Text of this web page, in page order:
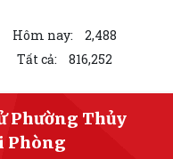
Hôm nay:
2,488
Tất cả: 816,252
Phường Thủy
Phòng